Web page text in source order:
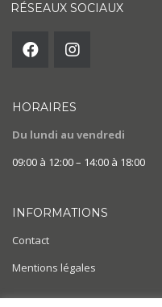
RÉSEAUX SOCIAUX
HORAIRES
Du lundi au vendredi
09:00 à 12:00 – 14:00 à 18:00
INFORMATIONS
Contact
Mentions légales